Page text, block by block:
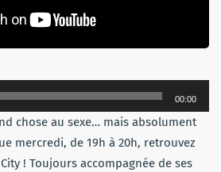
00:00
chose au sexe… mais absolument
mercredi, de 19h à 20h, retrouvez
! Toujours accompagnée de ses